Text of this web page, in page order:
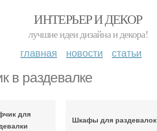
ИНТЕРЬЕР И ДЕКОР
лучшие идеи дизайна и декора!
главная новости статьи
в раздевалке
для
Шкафы для раздевалок